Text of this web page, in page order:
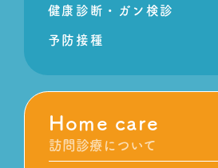
健康診断・ガン検診
予防接種
Home care
訪問診療について